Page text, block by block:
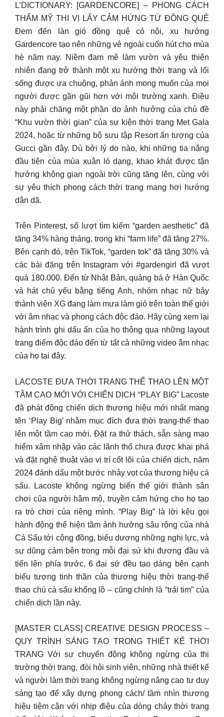
L’DICTIONARY: [GARDENCORE] – PHONG CÁCH
THẨM MỸ THI VỊ LẤY CẢM HỨNG TỪ ĐỒNG QUÊ
Đem đến làn gió đồng quê cỏ nội, xu hướng
Gardencore tạo nên những vẻ ngoài cuốn hút cho mùa
hè năm nay. Niềm đam mê làm vườn và yêu thiên
nhiên đang trở thành một xu hướng thời trang và lối
sống được ưa chuộng, phản ánh mong muốn của mọi
người được gần gũi hơn với môi trường xanh. Điều
này phải chăng một phần do ảnh hưởng của chủ đề
“Khu vườn thời gian” của sự kiện thời trang Met Gala
2024, hoặc từ những bộ sưu tập Resort ấn tượng của
Gucci gần đây. Dù bởi lý do nào, khi những tia nắng
đầu tiên của mùa xuân ló dạng, khao khát được tận
hưởng không gian ngoài trời cũng tăng lên, cùng với
sự yêu thích phong cách thời trang mang hơi hướng
dân dã.
Trên Pinterest, số lượt tìm kiếm “garden aesthetic” đã
tăng 34% hàng tháng, trong khi “farm life” đã tăng 27%.
Bên cạnh đó, trên TikTok, “garden tok” đã tăng 30% và
các bài đăng trên Instagram với #gardengirl đã vượt
quá 180.000. Đến từ Nhật Bản, quảng bá ở Hàn Quốc
và hát chủ yếu bằng tiếng Anh, nhóm nhạc nữ bảy
thành viên XG đang làm mưa làm gió trên toàn thế giới
với âm nhạc và phong cách độc đáo. Hãy cùng xem lại
hành trình ghi dấu ấn của họ thông qua những layout
trang điểm độc đáo đến từ tất cả những video âm nhạc
của họ tại đây.
LACOSTE ĐƯA THỜI TRANG THỂ THAO LÊN MỘT
TẦM CAO MỚI VỚI CHIẾN DỊCH “PLAY BIG” Lacoste
đã phát động chiến dịch thương hiệu mới nhất mang
tên ‘Play Big’ nhằm mục đích đưa thời trang-thể thao
lên một tầm cao mới. Đặt ra thử thách, sẵn sàng mạo
hiểm xâm nhập vào các lãnh thổ chưa được khai phá
và đặt nghệ thuật vào vị trí cốt lõi của chiến dịch, năm
2024 đánh dấu một bước nhảy vọt của thương hiệu cá
sấu. Lacoste không ngừng biến thế giới thành sân
chơi của người hâm mộ, truyền cảm hứng cho họ tạo
ra trò chơi của riêng mình. “Play Big” là lời kêu gọi
hành động thể hiện tầm ảnh hưởng sâu rộng của nhà
Cá Sấu tới cộng đồng, biểu dương những nghị lực, và
sự dũng cảm bên trong mỗi đại sứ khi đương đầu và
tiến lên phía trước, 6 đại sứ đều tạo dáng bên cạnh
biểu tượng tinh thần của thương hiệu thời trang-thể
thao chú cá sấu khổng lồ – cũng chính là “trái tim” của
chiến dịch lần này.
[MASTER CLASS] CREATIVE DESIGN PROCESS –
QUY TRÌNH SÁNG TẠO TRONG THIẾT KẾ THỜI
TRANG Với sự chuyển động không ngừng của thị
trường thời trang, đòi hỏi sinh viên, những nhà thiết kế
và người làm thời trang không ngừng nâng cao tư duy
sáng tạo để xây dựng phong cách/ tầm nhìn thương
hiệu tiệm cận với nhịp điệu của dòng chảy thời trang